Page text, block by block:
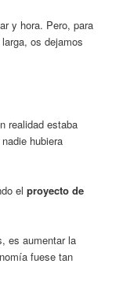
y hora. Pero, para
os dejamos
realidad estaba
hubiera
elproyecto de
es aumentar la
fuese tan